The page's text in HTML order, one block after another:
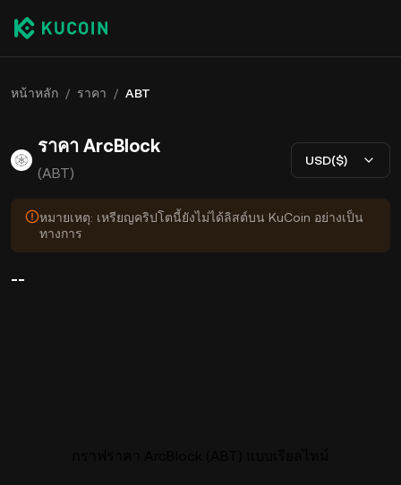
หน้าหลัก / ราคา / ABT
ราคา ArcBlock
(ABT)
USD($)
หมายเหตุ: เหรียญคริปโตนี้ยังไม่ได้ลิสต์บน KuCoin อย่างเป็น
ทางการ
--